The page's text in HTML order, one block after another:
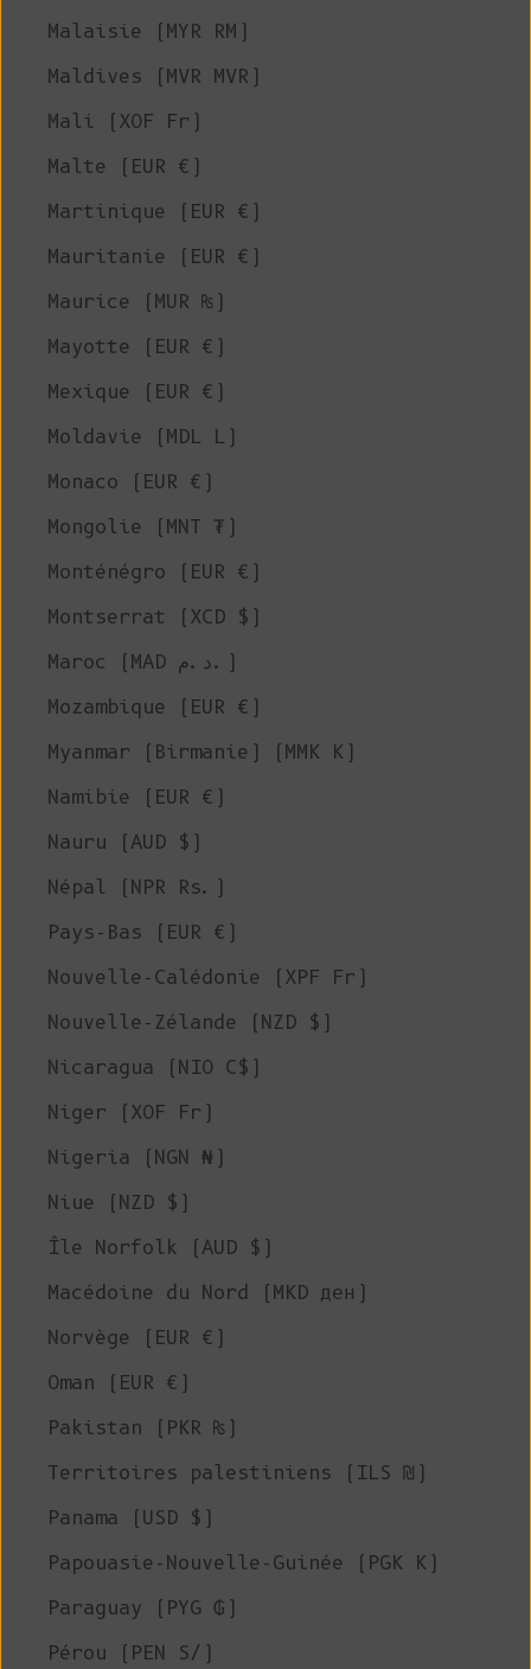
Malaisie (MYR RM)
Maldives (MVR MVR)
Mali (XOF Fr)
Malte (EUR €)
Martinique (EUR €)
Mauritanie (EUR €)
Maurice (MUR ₨)
Mayotte (EUR €)
Mexique (EUR €)
Moldavie (MDL L)
Monaco (EUR €)
Mongolie (MNT ₮)
Monténégro (EUR €)
Montserrat (XCD $)
Maroc (MAD د.م.)
Mozambique (EUR €)
Myanmar (Birmanie) (MMK K)
Namibie (EUR €)
Nauru (AUD $)
Népal (NPR Rs.)
Pays-Bas (EUR €)
Nouvelle-Calédonie (XPF Fr)
Nouvelle-Zélande (NZD $)
Nicaragua (NIO C$)
Niger (XOF Fr)
Nigeria (NGN ₦)
Niue (NZD $)
Île Norfolk (AUD $)
Macédoine du Nord (MKD ден)
Norvège (EUR €)
Oman (EUR €)
Pakistan (PKR ₨)
Territoires palestiniens (ILS ₪)
Panama (USD $)
Papouasie-Nouvelle-Guinée (PGK K)
Paraguay (PYG ₲)
Pérou (PEN S/)